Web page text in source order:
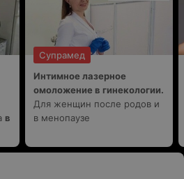
в
Супрамед
Интимное лазерное
омоложение в гинекологии.
Для женщин после родов и
в менопаузе